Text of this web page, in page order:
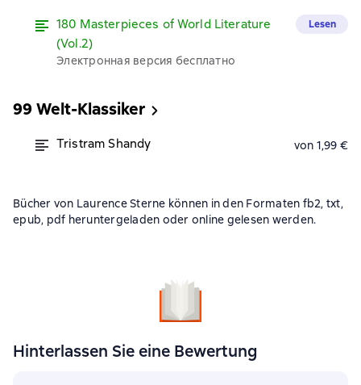
180 Masterpieces of World Literature
(Vol.2)
Электронная версия бесплатно
Lesen
99 Welt-Klassiker
Tristram Shandy von 1,99 €
Bücher von Laurence Sterne können in den Formaten fb2, txt,
epub, pdf heruntergeladen oder online gelesen werden.
Hinterlassen Sie eine Bewertung